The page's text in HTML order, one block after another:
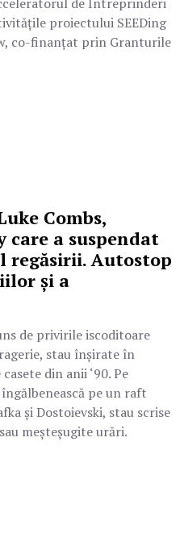
proiectului SEEDing
co-finanțat prin Granturile
Combs,
care a suspendat
Autostop
și a
de privirile iscoditoare
stau înșirate în
din anii ‘90. Pe
pe un raft
și Dostoievski, stau scrise
meșteșugite urări.